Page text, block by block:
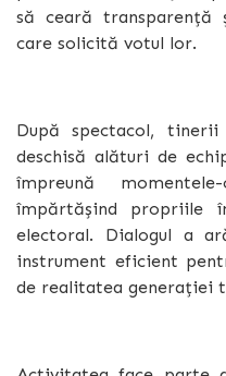
să ceară
care solicită votul lor.
După spectacol,
deschisă alături de
împreună
împărtășind propriile
electoral. Dialogul a
instrument eficient
de realitatea generației